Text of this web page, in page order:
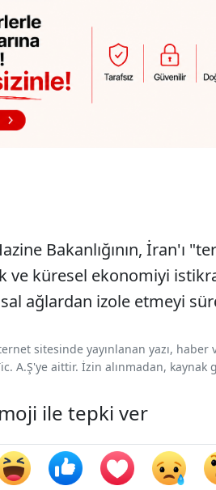
Bakanlığının, İran'ı
ve küresel ekonomiyi
ağlardan izole etmeyi
sitesinde yayınlanan yazı,
A.Ş'ye aittir. İzin alınmadan,
ile tepki ver